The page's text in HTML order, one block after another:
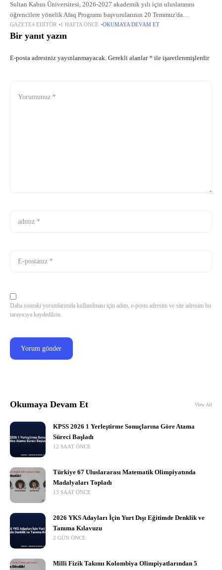
Sultan Kabus Üniversitesi, 2026-2027 akademik yılı için uluslararası
öğrencilere yönelik Afaq Programı başvurularının 20 Temmuz'da
başlayacağını duyurdu.
GAZETE4 EDITÖR 1 HAFTA ÖNCE OKUMAYA DEVAM ET
Bir yanıt yazın
E-posta adresiniz yayınlanmayacak. Gerekli alanlar* ile işaretlenmişlerdir
Daha sonraki yorumlarımda kullanılması için adım, e-posta adresim ve site adresim bu
tarayıcıya kaydedilsin.
Okumaya Devam Et View All
KPSS 2026 1 Yerleştirme Sonuçlarına Göre Atama
Süreci Başladı
12 SAAT ÖNCE
Türkiye 67 Uluslararası Matematik Olimpiyatında
Madalyaları Topladı
13 SAAT ÖNCE
2026 YKS Adayları İçin Yurt Dışı Eğitimde Denklik ve
Tanıma Kılavuzu
2 GÜN ÖNCE
Milli Fizik Takımı Kolombiya Olimpiyatlarından 5